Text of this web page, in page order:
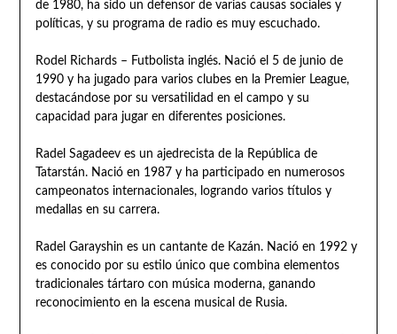
de 1980, ha sido un defensor de varias causas sociales y
políticas, y su programa de radio es muy escuchado.
Rodel Richards – Futbolista inglés. Nació el 5 de junio de
1990 y ha jugado para varios clubes en la Premier League,
destacándose por su versatilidad en el campo y su
capacidad para jugar en diferentes posiciones.
Radel Sagadeev es un ajedrecista de la República de
Tatarstán. Nació en 1987 y ha participado en numerosos
campeonatos internacionales, logrando varios títulos y
medallas en su carrera.
Radel Garayshin es un cantante de Kazán. Nació en 1992 y
es conocido por su estilo único que combina elementos
tradicionales tártaro con música moderna, ganando
reconocimiento en la escena musical de Rusia.